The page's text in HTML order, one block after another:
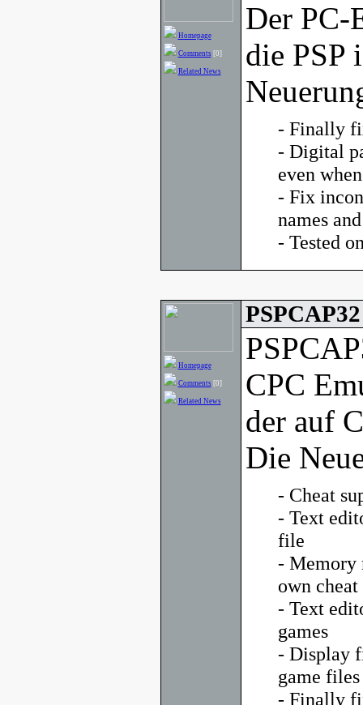
Homepage
Comments [0]
Related News
Der PC-
die PSP
- Finally
- Digital
even
- Fix
names
- Tested
Homepage
Comments [0]
Related News
CPC
der auf
Die
- Cheat
- Text
file
- Memory
own
- Text
games
- Display
game files
- Finally